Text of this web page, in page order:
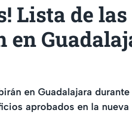
Lista de las
en
en Guadalajara
aprobados en la nueva